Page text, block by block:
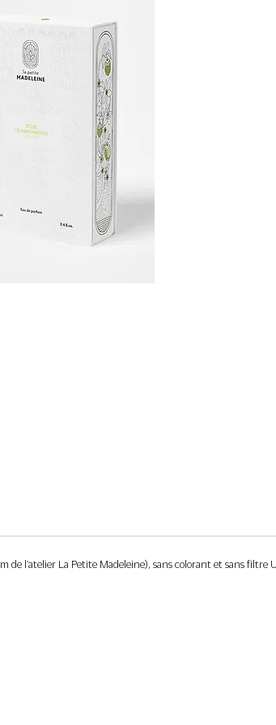
de l'atelier La Petite Madeleine), sans colorant et sans filtre